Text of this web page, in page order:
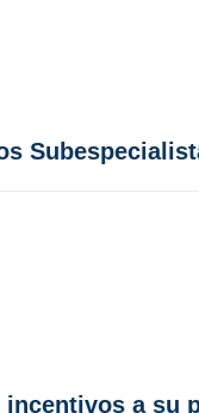
a su